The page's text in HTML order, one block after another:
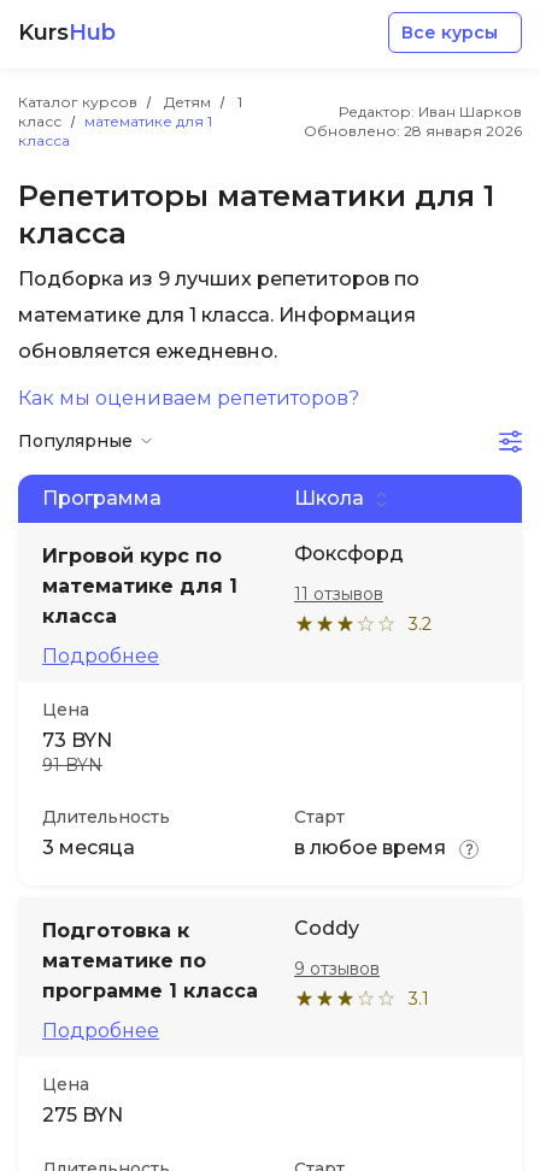
KursHub Все курсы
Каталог курсов Детям
1
класс
математике для 1
класса
Редактор: Иван Шарков
Обновлено: 28 января 2026
Репетиторы математики для 1
класса
Подборка из 9 лучших репетиторов по
математике для 1 класса. Информация
обновляется ежедневно.
Как мы оцениваем репетиторов?
Популярные
Программа Школа
Игровой курс по
математике для 1
класса
Подробнее
Фоксфорд
3.2
11 отзывов
Цена
73 BYN
91 BYN
Длительность
3 месяца
Старт
в любое время
Подготовка к
математике по
программе 1 класса
Подробнее
Coddy
3.1
9 отзывов
Цена
275 BYN
Маркетинг
Дизайн
Менеджмент
Иностранные языки
Soft Skills
ДПО